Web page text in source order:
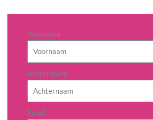
Voornaam
Achternaam
Email